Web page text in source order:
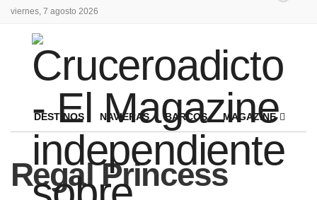
viernes, 7 agosto 2026
DESTINOS NAVIERAS BARCOS MAGAZINE
Regal Princess